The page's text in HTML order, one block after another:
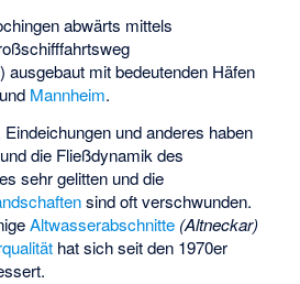
abwärts mittels
) ausgebaut mit bedeutenden Häfen
und Mannheim.
Eindeichungen und anderes haben
und die Fließdynamik des
sehr gelitten und die
sind oft verschwunden.
Altwasserabschnitte (Altneckar)
hat sich seit den 1970er